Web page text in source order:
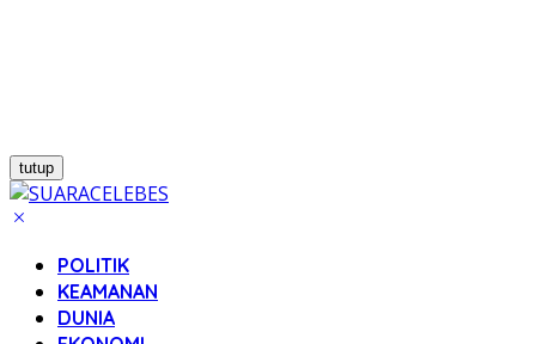
tutup
POLITIK
KEAMANAN
DUNIA